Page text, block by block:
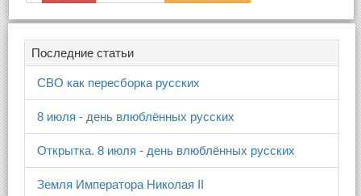
Последние статьи
СВО как пересборка русских
8 июля - день влюблённых русских
Открытка. 8 июля - день влюблённых русских
Земля Императора Николая II